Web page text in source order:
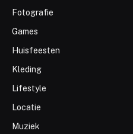
Fotografie
Games
Huisfeesten
Kleding
Lifestyle
Locatie
Muziek